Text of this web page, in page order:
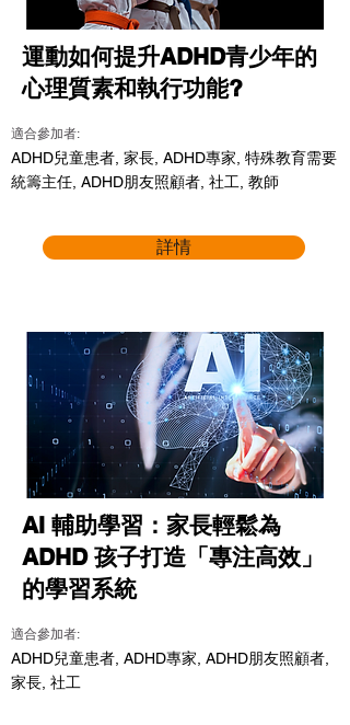
運動如何提升ADHD青少年的
心理質素和執行功能?
適合參加者:
ADHD兒童患者, 家長, ADHD專家, 特殊教育需要
統籌主任, ADHD朋友照顧者, 社工, 教師
詳情
AI 輔助學習：家長輕鬆為
ADHD 孩子打造「專注高效」
的學習系統
適合參加者:
ADHD兒童患者, ADHD專家, ADHD朋友照顧者,
家長, 社工